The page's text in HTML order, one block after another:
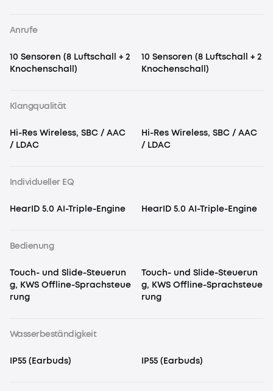
Anrufe
10 Sensoren (8 Luftschall + 2
Knochenschall)
10 Sensoren (8 Luftschall + 2
Knochenschall)
Klangqualität
Hi-Res Wireless, SBC / AAC
/ LDAC
Hi-Res Wireless, SBC / AAC
/ LDAC
Individueller EQ
HearID 5.0 AI-Triple-Engine HearID 5.0 AI-Triple-Engine
Bedienung
Touch- und Slide-Steuerun
g, KWS Offline-Sprachsteue
rung
Touch- und Slide-Steuerun
g, KWS Offline-Sprachsteue
rung
Wasserbeständigkeit
IP55 (Earbuds) IP55 (Earbuds)